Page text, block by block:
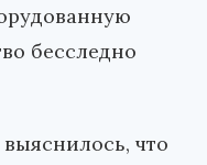
бесследно
что